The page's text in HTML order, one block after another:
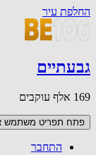
החלפת עיר
גבעתיים
169 אלף עוקבים
פתח תפריט משתמש
התחבר